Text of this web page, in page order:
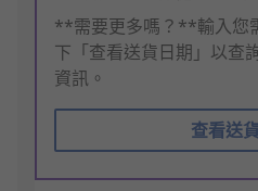
**需要更多嗎？**輸入您
下「查看送貨日期」以查
資訊。
查看送